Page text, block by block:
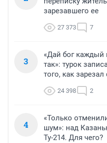
зарезавшего ее
27 373 7
3
«Дай бог каждый
так»: турок
того, как
24 398 2
4
«Только
шум»: над
Ту-214. Для чего?